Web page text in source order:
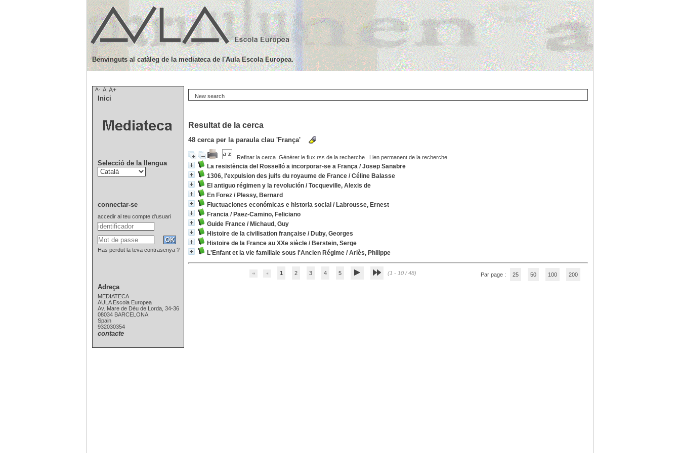
New search
Resultat de la cerca
48 cerca per la paraula clau 'França'
Refinar la cerca Générer le flux rss de la recherche Lien permanent de la recherche
La resistència del Rosselló a incorporar-se a França /Josep Sanabre
1306, l'expulsion des juifs du royaume de France /Céline Balasse
El antiguo régimen y la revolución /Tocqueville, Alexis de
En Forez / Plessy, Bernard
Fluctuaciones económicas e historia social / Labrousse, Ernest
Francia / Paez-Camino, Feliciano
Guide France / Michaud, Guy
Histoire de la civilisation française / Duby, Georges
Histoire de la France au XXe siècle / Berstein, Serge
L'Enfant et la vie familiale sous l'Ancien Régime /Ariès, Philippe
1 2 3 4 5 (1 - 10 / 48) Par page : 25 50 100 200
Benvinguts al catàleg de la mediateca de l'Aula Escola Europea.
A- A A+
Inici
Selecció de la llengua
connectar-se
accedir al teu compte d'usuari
Has perdut la teva contrasenya ?
Adreça
MEDIATECA
AULA Escola Europea
Av. Mare de Déu de Lorda, 34-36
08034 BARCELONA
Spain
932030354
contacte